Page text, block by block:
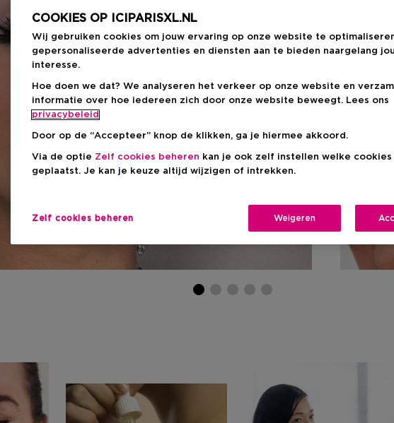
COOKIES OP ICIPARISXL.NL
Wij gebruiken cookies om jouw ervaring op onze website te
gepersonaliseerde advertenties en diensten aan te bieden naargelang
interesse.
Hoe doen we dat? We analyseren het verkeer op onze website en
informatie over hoe iedereen zich door onze website beweegt. Lees ons
privacybeleid
Door op de “Accepteer” knop de klikken, ga je hiermee akkoord.
Via de optie Zelf cookies beheren kan je ook zelf instellen welke cookies
geplaatst. Je kan je keuze altijd wijzigen of intrekken.
Zelf cookies beheren Weigeren